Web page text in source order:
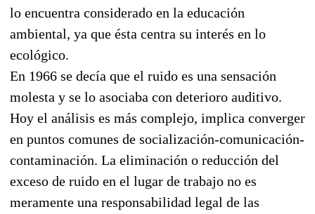
lo encuentra considerado en la educación
ambiental, ya que ésta centra su interés en lo
ecológico.
En 1966 se decía que el ruido es una sensación
molesta y se lo asociaba con deterioro auditivo.
Hoy el análisis es más complejo, implica converger
en puntos comunes de socialización-comunicación-
contaminación. La eliminación o reducción del
exceso de ruido en el lugar de trabajo no es
meramente una responsabilidad legal de las